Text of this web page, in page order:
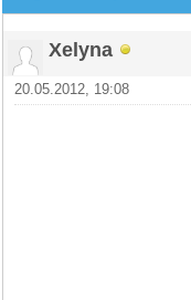
Xelyna
20.05.2012, 19:08